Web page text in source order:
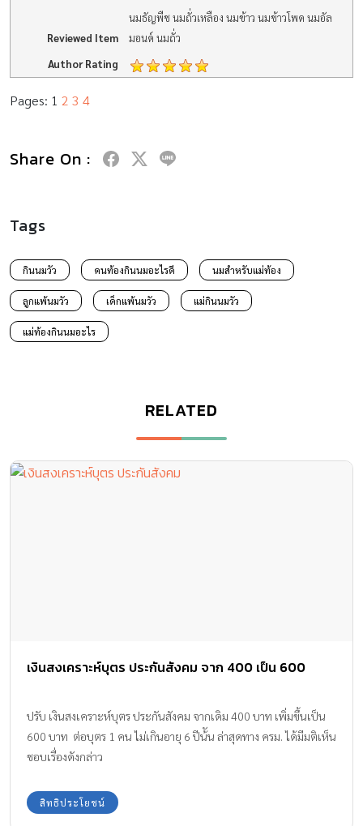
Reviewed Item
นมธัญพืช นมถั่วเหลือง นมข้าว นมข้าวโพด นมอัล
มอนด์ นมถั่ว
Author Rating
Pages: 1 2 3 4
Share On :
Tags
กินนมวัว คนท้องกินนมอะไรดี นมสำหรับแม่ท้อง
ลูกแพ้นมวัว เด็กแพ้นมวัว แม่กินนมวัว
แม่ท้องกินนมอะไร
RELATED
เงินสงเคราะห์บุตร ประกันสังคม จาก 400 เป็น 600
ปรับ เงินสงเคราะห์บุตร ประกันสังคม จากเดิม 400 บาท เพิ่มขึ้นเป็น
600 บาท ต่อบุตร 1 คน ไม่เกินอายุ 6 ปีน้ัน ล่าสุดทาง ครม. ได้มีมติเห็น
ชอบเรื่องดังกล่าว
สิทธิประโยชน์